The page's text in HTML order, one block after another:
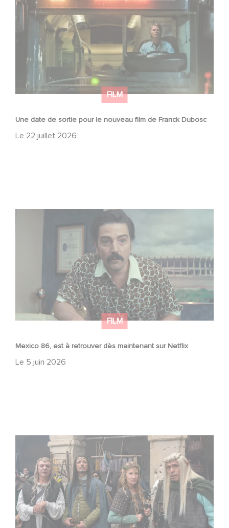
FILM
Une date de sortie pour le nouveau film de Franck Dubosc
Le 22 juillet 2026
FILM
Mexico 86, est à retrouver dès maintenant sur Netflix
Le 5 juin 2026
Mexico 86, est à retrouver dès maintenant sur Netflix
Le Roi du Game : la nouvelle comédie d'Eric Judor